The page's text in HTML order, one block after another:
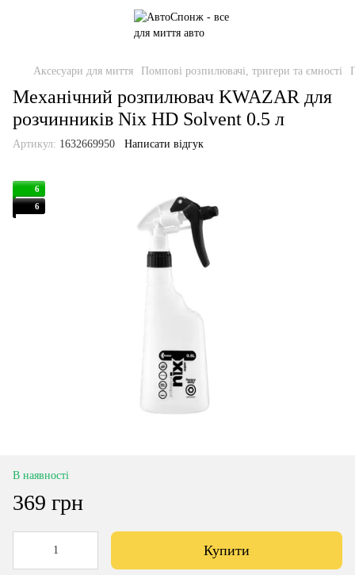
Аксесуари для миття Помпові розпилювачі, тригери та ємності
Механічний розпилювач KWAZAR для
розчинників Nix HD Solvent 0.5 л
Артикул: 1632669950 Написати відгук
6
6
В наявності
369 грн
Купити